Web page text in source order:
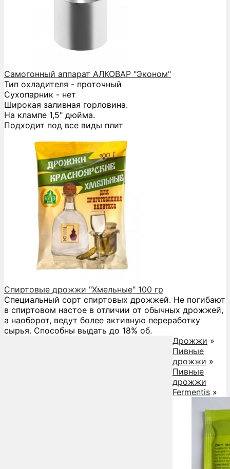
Самогонный аппарат АЛКОВАР "Эконом"
Тип охладителя - проточный
Сухопарник - нет
Широкая заливная горловина.
На клампе 1,5" дюйма.
Подходит под все виды плит
Спиртовые дрожжи "Хмельные" 100 гр
Специальный сорт спиртовых дрожжей. Не погибают
в спиртовом настое в отличии от обычных дрожжей,
а наоборот, ведут более активную переработку
сырья. Способны выдать до 18% об.
Дрожжи »
Пивные
дрожжи »
Пивные
дрожжи
Fermentis »